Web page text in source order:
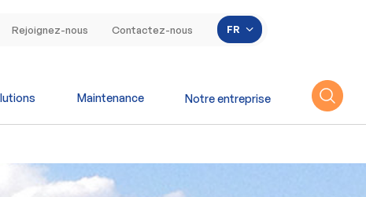
Rejoignez-nous Contactez-nous FR Lister les actions
Maintenance Notre entreprise